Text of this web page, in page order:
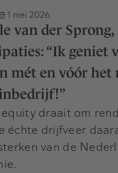
1 mei 2026
van der Sprong,
“Ik geniet
mét en vóór het
draait om
échte drijfveer
van de